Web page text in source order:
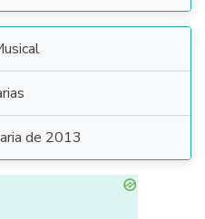
de 2013